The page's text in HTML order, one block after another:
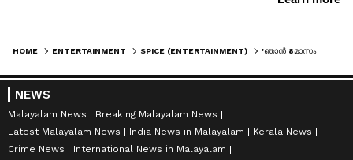
HOME ENTERTAINMENT SPICE (ENTERTAINMENT)
NEWS
Malayalam News
Breaking Malayalam News
Latest Malayalam News
India News in Malayalam
Kerala News
Crime News
International News in Malayalam